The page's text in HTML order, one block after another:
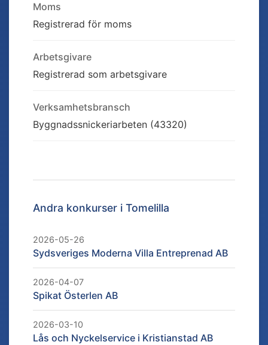
Moms
Registrerad för moms
Arbetsgivare
Registrerad som arbetsgivare
Verksamhetsbransch
Byggnadssnickeriarbeten (43320)
Andra konkurser i Tomelilla
2026-05-26
Sydsveriges Moderna Villa Entreprenad AB
2026-04-07
Spikat Österlen AB
2026-03-10
Lås och Nyckelservice i Kristianstad AB